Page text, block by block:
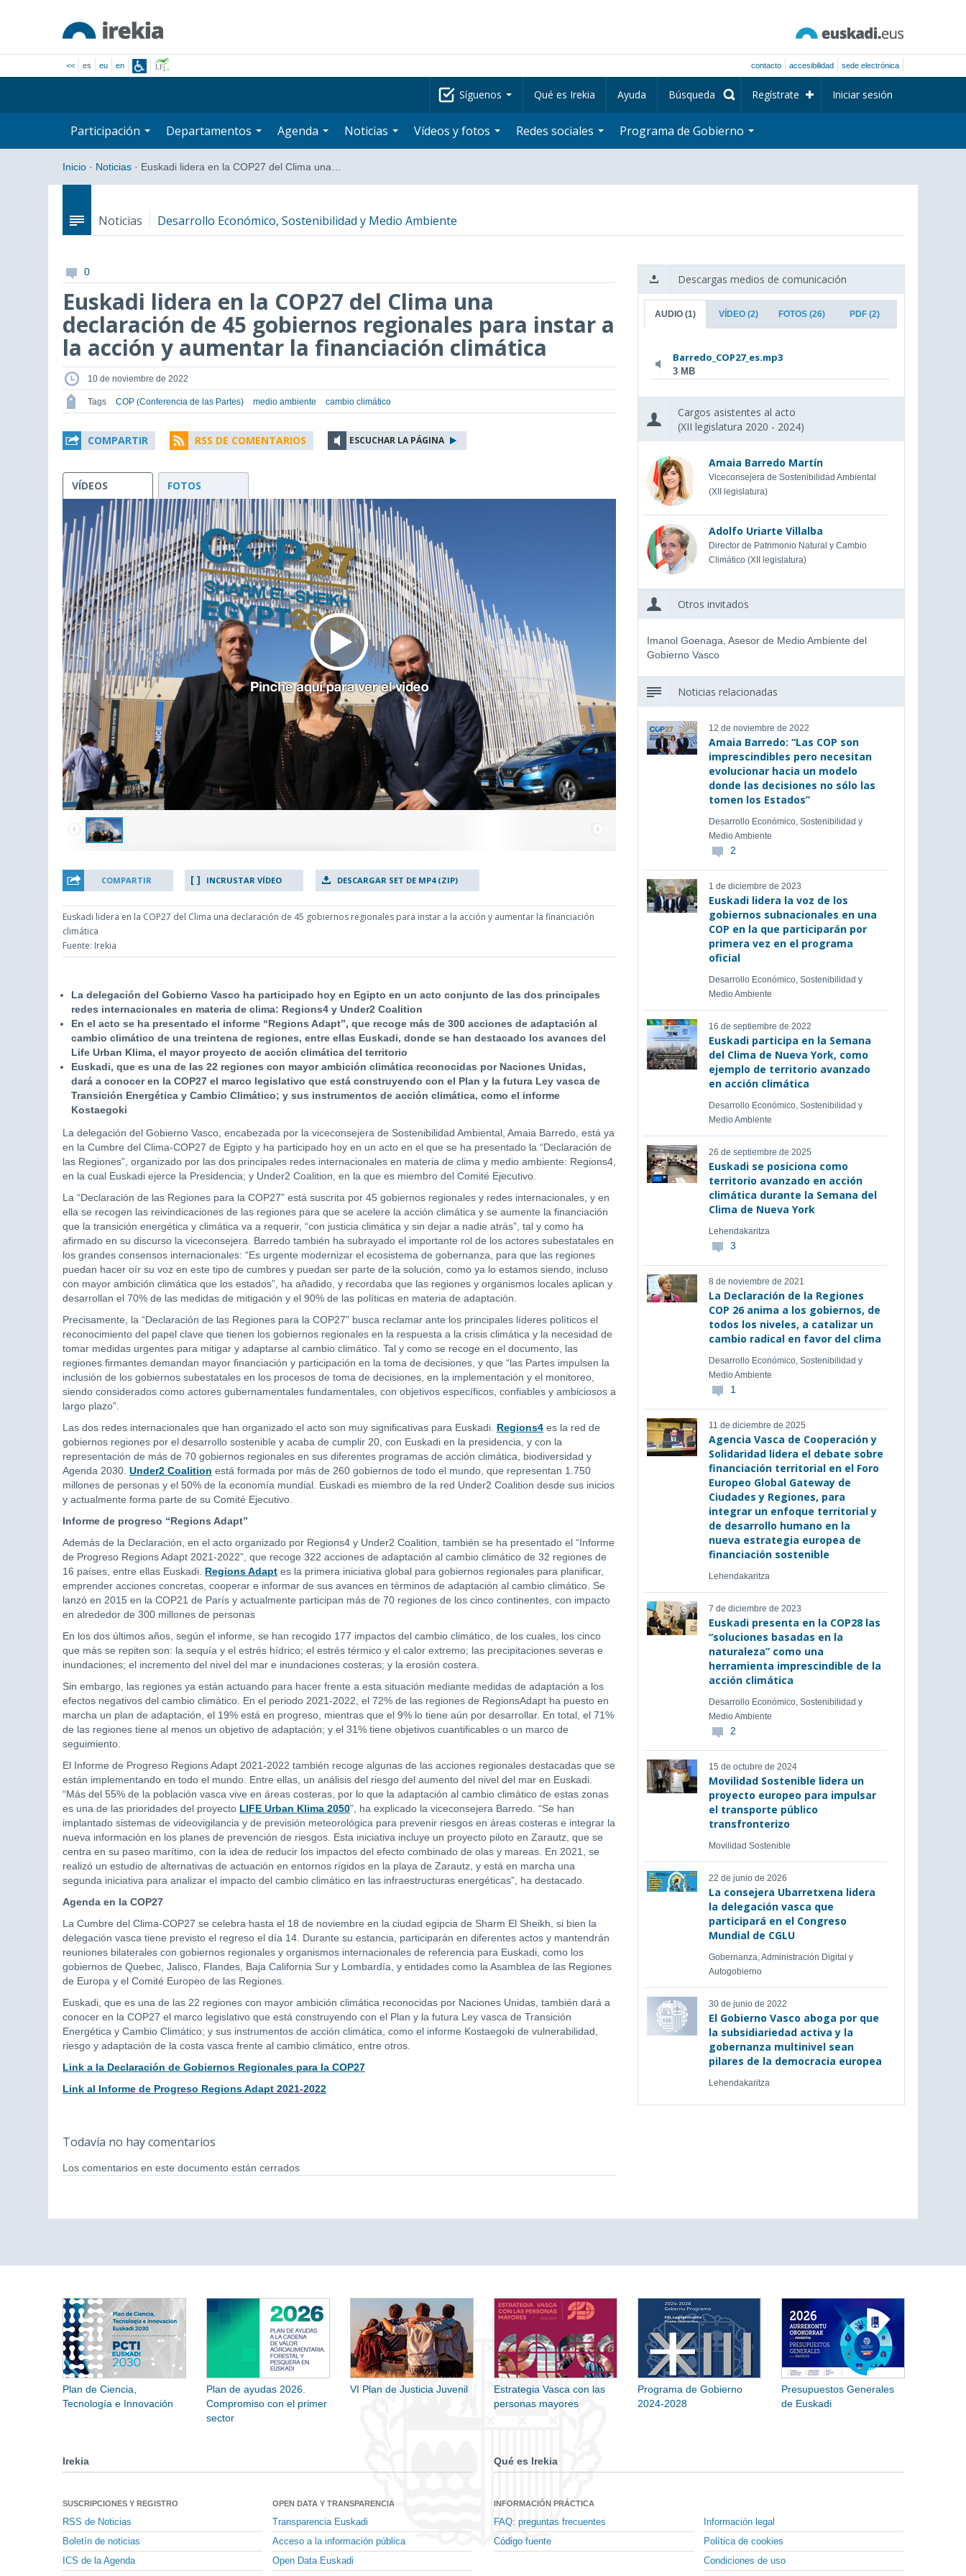
<< es eu en contacto accesibilidad sede electrónica
Síguenos Qué es Irekia Ayuda Búsqueda Regístrate Iniciar sesión
Participación Departamentos Agenda Noticias Vídeos y fotos Redes sociales Programa de Gobierno
Inicio · Noticias · Euskadi lidera en la COP27 del Clima una…
Noticias Desarrollo Económico, Sostenibilidad y Medio Ambiente
0
Euskadi lidera en la COP27 del Clima una
declaración de 45 gobiernos regionales para instar a
la acción y aumentar la financiación climática
10 de noviembre de 2022
Tags COP (Conferencia de las Partes) medio ambiente cambio climático
COMPARTIR RSS DE COMENTARIOS ESCUCHAR LA PÁGINA
VÍDEOS FOTOS
modal
window.
COMPARTIR INCRUSTAR VÍDEO DESCARGAR SET DE MP4 (ZIP)
Euskadi lidera en la COP27 del Clima una declaración de 45 gobiernos regionales para instar a la acción y aumentar la financiación
climática
Fuente: Irekia
La delegación del Gobierno Vasco ha participado hoy en Egipto en un acto conjunto de las dos principales
redes internacionales en materia de clima: Regions4 y Under2 Coalition
En el acto se ha presentado el informe “Regions Adapt”, que recoge más de 300 acciones de adaptación al
cambio climático de una treintena de regiones, entre ellas Euskadi, donde se han destacado los avances del
Life Urban Klima, el mayor proyecto de acción climática del territorio
Euskadi, que es una de las 22 regiones con mayor ambición climática reconocidas por Naciones Unidas,
dará a conocer en la COP27 el marco legislativo que está construyendo con el Plan y la futura Ley vasca de
Transición Energética y Cambio Climático; y sus instrumentos de acción climática, como el informe
Kostaegoki
La delegación del Gobierno Vasco, encabezada por la viceconsejera de Sostenibilidad Ambiental, Amaia Barredo, está ya
en la Cumbre del Clima-COP27 de Egipto y ha participado hoy en un acto en el que se ha presentado la “Declaración de
las Regiones”, organizado por las dos principales redes internacionales en materia de clima y medio ambiente: Regions4,
en la cual Euskadi ejerce la Presidencia; y Under2 Coalition, en la que es miembro del Comité Ejecutivo.
La “Declaración de las Regiones para la COP27” está suscrita por 45 gobiernos regionales y redes internacionales, y en
ella se recogen las reivindicaciones de las regiones para que se acelere la acción climática y se aumente la financiación
que la transición energética y climática va a requerir, “con justicia climática y sin dejar a nadie atrás”, tal y como ha
afirmado en su discurso la viceconsejera. Barredo también ha subrayado el importante rol de los actores subestatales en
los grandes consensos internacionales: “Es urgente modernizar el ecosistema de gobernanza, para que las regiones
puedan hacer oír su voz en este tipo de cumbres y puedan ser parte de la solución, como ya lo estamos siendo, incluso
con mayor ambición climática que los estados”, ha añadido, y recordaba que las regiones y organismos locales aplican y
desarrollan el 70% de las medidas de mitigación y el 90% de las políticas en materia de adaptación.
Precisamente, la “Declaración de las Regiones para la COP27” busca reclamar ante los principales líderes políticos el
reconocimiento del papel clave que tienen los gobiernos regionales en la respuesta a la crisis climática y la necesidad de
tomar medidas urgentes para mitigar y adaptarse al cambio climático. Tal y como se recoge en el documento, las
regiones firmantes demandan mayor financiación y participación en la toma de decisiones, y que “las Partes impulsen la
inclusión de los gobiernos subestatales en los procesos de toma de decisiones, en la implementación y el monitoreo,
siendo considerados como actores gubernamentales fundamentales, con objetivos específicos, confiables y ambiciosos a
largo plazo”.
Las dos redes internacionales que han organizado el acto son muy significativas para Euskadi. Regions4 es la red de
gobiernos regiones por el desarrollo sostenible y acaba de cumplir 20, con Euskadi en la presidencia, y con la
representación de más de 70 gobiernos regionales en sus diferentes programas de acción climática, biodiversidad y
Agenda 2030. Under2 Coalition está formada por más de 260 gobiernos de todo el mundo, que representan 1.750
millones de personas y el 50% de la economía mundial. Euskadi es miembro de la red Under2 Coalition desde sus inicios
y actualmente forma parte de su Comité Ejecutivo.
Informe de progreso “Regions Adapt”
Además de la Declaración, en el acto organizado por Regions4 y Under2 Coalition, también se ha presentado el “Informe
de Progreso Regions Adapt 2021-2022”, que recoge 322 acciones de adaptación al cambio climático de 32 regiones de
16 países, entre ellas Euskadi. Regions Adapt es la primera iniciativa global para gobiernos regionales para planificar,
emprender acciones concretas, cooperar e informar de sus avances en términos de adaptación al cambio climático. Se
lanzó en 2015 en la COP21 de París y actualmente participan más de 70 regiones de los cinco continentes, con impacto
en alrededor de 300 millones de personas
En los dos últimos años, según el informe, se han recogido 177 impactos del cambio climático, de los cuales, los cinco
que más se repiten son: la sequía y el estrés hídrico; el estrés térmico y el calor extremo; las precipitaciones severas e
inundaciones; el incremento del nivel del mar e inundaciones costeras; y la erosión costera.
Sin embargo, las regiones ya están actuando para hacer frente a esta situación mediante medidas de adaptación a los
efectos negativos del cambio climático. En el periodo 2021-2022, el 72% de las regiones de RegionsAdapt ha puesto en
marcha un plan de adaptación, el 19% está en progreso, mientras que el 9% lo tiene aún por desarrollar. En total, el 71%
de las regiones tiene al menos un objetivo de adaptación; y el 31% tiene objetivos cuantificables o un marco de
seguimiento.
El Informe de Progreso Regions Adapt 2021-2022 también recoge algunas de las acciones regionales destacadas que se
están implementando en todo el mundo. Entre ellas, un análisis del riesgo del aumento del nivel del mar en Euskadi.
“Más del 55% de la población vasca vive en áreas costeras, por lo que la adaptación al cambio climático de estas zonas
es una de las prioridades del proyecto LIFE Urban Klima 2050”, ha explicado la viceconsejera Barredo. “Se han
implantado sistemas de videovigilancia y de previsión meteorológica para prevenir riesgos en áreas costeras e integrar la
nueva información en los planes de prevención de riesgos. Esta iniciativa incluye un proyecto piloto en Zarautz, que se
centra en su paseo marítimo, con la idea de reducir los impactos del efecto combinado de olas y mareas. En 2021, se
realizó un estudio de alternativas de actuación en entornos rígidos en la playa de Zarautz, y está en marcha una
segunda iniciativa para analizar el impacto del cambio climático en las infraestructuras energéticas”, ha destacado.
Agenda en la COP27
La Cumbre del Clima-COP27 se celebra hasta el 18 de noviembre en la ciudad egipcia de Sharm El Sheikh, si bien la
delegación vasca tiene previsto el regreso el día 14. Durante su estancia, participarán en diferentes actos y mantendrán
reuniones bilaterales con gobiernos regionales y organismos internacionales de referencia para Euskadi, como los
gobiernos de Quebec, Jalisco, Flandes, Baja California Sur y Lombardía, y entidades como la Asamblea de las Regiones
de Europa y el Comité Europeo de las Regiones.
Euskadi, que es una de las 22 regiones con mayor ambición climática reconocidas por Naciones Unidas, también dará a
conocer en la COP27 el marco legislativo que está construyendo con el Plan y la futura Ley vasca de Transición
Energética y Cambio Climático; y sus instrumentos de acción climática, como el informe Kostaegoki de vulnerabilidad,
riesgo y adaptación de la costa vasca frente al cambio climático, entre otros.
Link a la Declaración de Gobiernos Regionales para la COP27
Link al Informe de Progreso Regions Adapt 2021-2022
Todavía no hay comentarios
Los comentarios en este documento están cerrados
Descargas medios de comunicación
AUDIO(1) VÍDEO(2) FOTOS(26) PDF (2)
Barredo_COP27_es.mp3
3 MB
Cargos asistentes al acto
(XII legislatura 2020 - 2024)
Amaia Barredo Martín
Viceconsejera de Sostenibilidad Ambiental
(XII legislatura)
Adolfo Uriarte Villalba
Director de Patrimonio Natural y Cambio
Climático (XII legislatura)
Otros invitados
Imanol Goenaga, Asesor de Medio Ambiente del
Gobierno Vasco
Noticias relacionadas
12 de noviembre de 2022
Amaia Barredo: “Las COP son
imprescindibles pero necesitan
evolucionar hacia un modelo
donde las decisiones no sólo las
tomen los Estados”
Desarrollo Económico, Sostenibilidad y
Medio Ambiente
2
1 de diciembre de 2023
Euskadi lidera la voz de los
gobiernos subnacionales en una
COP en la que participarán por
primera vez en el programa
oficial
Desarrollo Económico, Sostenibilidad y
Medio Ambiente
16 de septiembre de 2022
Euskadi participa en la Semana
del Clima de Nueva York, como
ejemplo de territorio avanzado
en acción climática
Desarrollo Económico, Sostenibilidad y
Medio Ambiente
26 de septiembre de 2025
Euskadi se posiciona como
territorio avanzado en acción
climática durante la Semana del
Clima de Nueva York
Lehendakaritza
3
8 de noviembre de 2021
La Declaración de la Regiones
COP 26 anima a los gobiernos, de
todos los niveles, a catalizar un
cambio radical en favor del clima
Desarrollo Económico, Sostenibilidad y
Medio Ambiente
1
11 de diciembre de 2025
Agencia Vasca de Cooperación y
Solidaridad lidera el debate sobre
financiación territorial en el Foro
Europeo Global Gateway de
Ciudades y Regiones, para
integrar un enfoque territorial y
de desarrollo humano en la
nueva estrategia europea de
financiación sostenible
Lehendakaritza
7 de diciembre de 2023
Euskadi presenta en la COP28 las
“soluciones basadas en la
naturaleza” como una
herramienta imprescindible de la
acción climática
Desarrollo Económico, Sostenibilidad y
Medio Ambiente
2
15 de octubre de 2024
Movilidad Sostenible lidera un
proyecto europeo para impulsar
el transporte público
transfronterizo
Movilidad Sostenible
22 de junio de 2026
La consejera Ubarretxena lidera
la delegación vasca que
participará en el Congreso
Mundial de CGLU
Gobernanza, Administración Digital y
Autogobierno
30 de junio de 2022
El Gobierno Vasco aboga por que
la subsidiariedad activa y la
gobernanza multinivel sean
pilares de la democracia europea
Lehendakaritza
Plan de Ciencia,
Tecnología e Innovación
Plan de ayudas 2026.
Compromiso con el primer
sector
VI Plan de Justicia Juvenil
Estrategia Vasca con las
personas mayores
Programa de Gobierno
2024-2028
Presupuestos Generales
de Euskadi
Irekia
SUSCRIPCIONES Y REGISTRO
RSS de Noticias
Boletín de noticias
ICS de la Agenda
OPEN DATA Y TRANSPARENCIA
Transparencia Euskadi
Acceso a la información pública
Open Data Euskadi
Qué es Irekia
INFORMACIÓN PRÁCTICA
FAQ: preguntas frecuentes
Código fuente
Información legal
Política de cookies
Condiciones de uso